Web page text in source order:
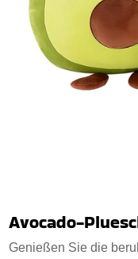
Avocado-
Genießen Sie die